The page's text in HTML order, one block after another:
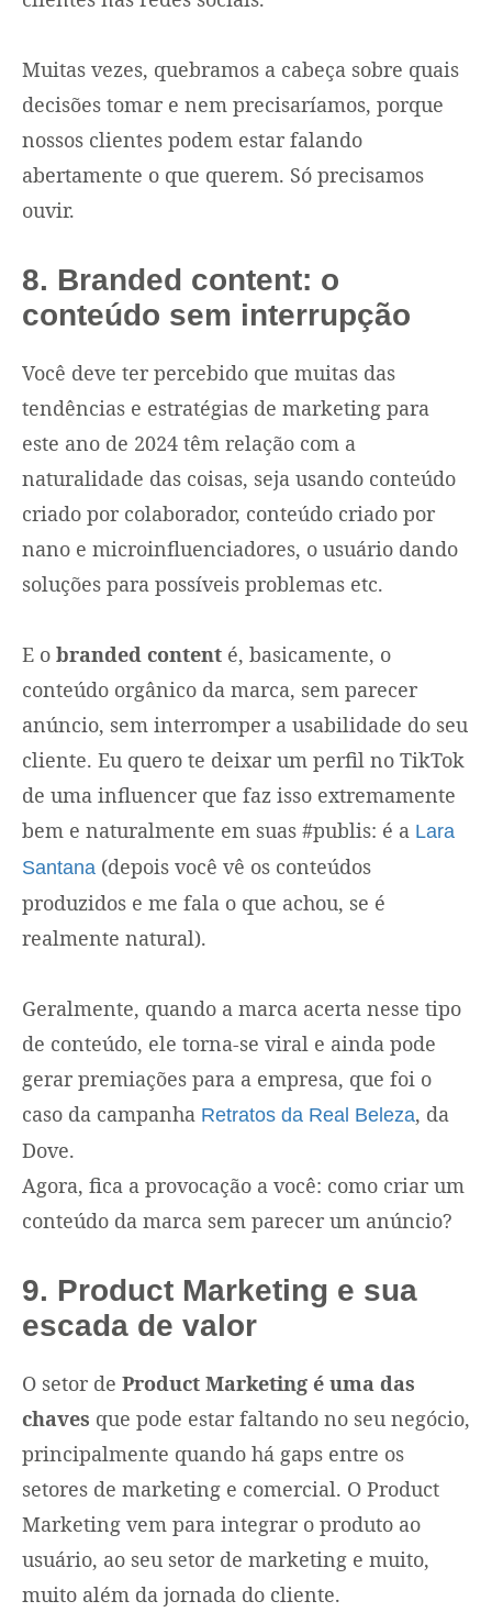
Muitas vezes, quebramos a cabeça sobre quais
decisões tomar e nem precisaríamos, porque
nossos clientes podem estar falando
abertamente o que querem. Só precisamos
ouvir.
8. Branded content: o
conteúdo sem interrupção
Você deve ter percebido que muitas das
tendências e estratégias de marketing para
este ano de 2024 têm relação com a
naturalidade das coisas, seja usando conteúdo
criado por colaborador, conteúdo criado por
nano e microinfluenciadores, o usuário dando
soluções para possíveis problemas etc.
E o branded content é, basicamente, o
conteúdo orgânico da marca, sem parecer
anúncio, sem interromper a usabilidade do seu
cliente. Eu quero te deixar um perfil no TikTok
de uma influencer que faz isso extremamente
bem e naturalmente em suas #publis: é a Lara
Santana (depois você vê os conteúdos
produzidos e me fala o que achou, se é
realmente natural).
Geralmente, quando a marca acerta nesse tipo
de conteúdo, ele torna-se viral e ainda pode
gerar premiações para a empresa, que foi o
caso da campanha Retratos da Real Beleza, da
Dove.
Agora, fica a provocação a você: como criar um
conteúdo da marca sem parecer um anúncio?
9. Product Marketing e sua
escada de valor
O setor de Product Marketing é uma das
chaves que pode estar faltando no seu negócio,
principalmente quando há gaps entre os
setores de marketing e comercial. O Product
Marketing vem para integrar o produto ao
usuário, ao seu setor de marketing e muito,
muito além da jornada do cliente.